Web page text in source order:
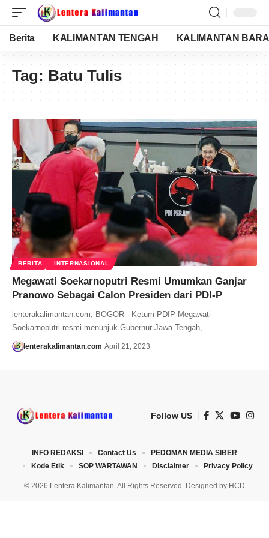
Berita KALIMANTAN TENGAH KALIMANTAN
Tag: Batu Tulis
BERITA INTERNASIONAL
Megawati Soekarnoputri Resmi Umumkan Ganjar
Pranowo Sebagai Calon Presiden dari PDI-P
lenterakalimantan.com, BOGOR - Ketum PDIP Megawati
Soekarnoputri resmi menunjuk Gubernur Jawa Tengah,…
lenterakalimantan.com April 21, 2023
Follow US
© 2026 Lentera Kalimantan. All Rights Reserved. Designed by HCD
INFO REDAKSI Contact Us
PEDOMAN MEDIA SIBER
Kode Etik
SOP WARTAWAN Disclaimer Privacy Policy